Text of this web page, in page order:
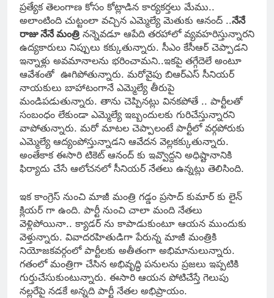
ప్ర‌త్యేక తెలంగాణ కోసం కోట్లాడిన కార్య‌కర్త‌లు మేము..
అలాంటింది చుట్టంలా వ‌చ్చిన ఎమ్మెల్యే మెతుకు ఆనంద్ ..నేనే
రాజు నేనే మంత్రి న‌న్నెవ‌డూ ఆపేది త‌ర‌హాలో వ్య‌వ‌హ‌రిస్తున్నార‌ని
ఉద్య‌కారులు నిప్పులు క‌క్కుతున్నారు. సీఎం కేసీఆర్ చెప్పాడ‌ని
ఇన్నాళ్లు అవ‌మానాలను భ‌రించామ‌ని..ఇక‌పై త‌గ్గేదెలే అంటూ
ఆవేశంతో ఊగిపోతున్నారు. మ‌రోవైపు బిఆర్ఎస్ సీనియ‌ర్
నాయ‌కులు బాహాటంగానే ఎమ్మెల్యే తీరుపై
మండిప‌డుతున్నారు. తాను చెప్పినట్లు విన‌క‌పోతే .. పార్టీల‌తో
సంబంధం లేకుండా ఎమ్మెల్యే ఇబ్బందుల‌కు గురిచేస్తున్నార‌ని
వాపోతున్నారు. మ‌రో మాట‌ల చెప్పాలంటే పార్టీలో వ‌ర్గ‌పోరుకు
ఎమ్మెల్యే ఆద్యంపోస్తున్నాడ‌ని ఆవేద‌న వెల్ల‌కక్కుతున్నారు.
అంతేకాక‌ ఈసారి టికెట్ ఆనంద్ కు ఇవ్వొద్ద‌ని అధిష్టానానికి
ఫిర్యాదు చేసే ఆలోచ‌న‌లో సీనియ‌ర్ నేత‌లు ఉన్న‌ట్లు తెలిసింది.
ఇక కాంగ్రెస్‌ నుంచి మాజీ మంత్రి గడ్డం ప్రసాద్‌ కుమార్‌ కు లైన్‌
క్లియర్‌ గా ఉంది. పార్టీ నుంచి చాలా మంది నేతలు
వెళ్లిపోయినా.. క్యాడర్‌ ను కాపాడుకుంటూ ఆయన ముందుకు
వెళ్తున్నారు. వివాదర‌హితుడిగా పేరున్న మాజీ మంత్రికి
నియోజ‌క‌వ‌ర్గంలో పార్టీల‌కు అతీతంగా అభిమానులున్నారు.
గ‌తంలో మంత్రిగా చేసిన అభివృద్ధి ప‌నుల‌ను ప్ర‌జ‌లు ఇప్ప‌టికి
గుర్తుచేసుకుంటున్నారు. ఈసారి ఆయన పోటిచేస్తే గెలుపు
న‌ల్ల‌రేపై న‌డ‌కే అన్న‌ది పార్టీ నేత‌ల అభిప్రాయం.